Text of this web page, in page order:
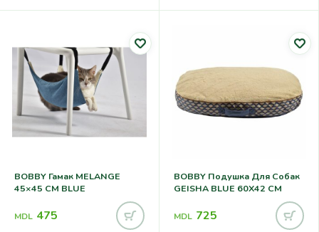
BOBBY Гамак MELANGE
45×45 CM BLUE
MDL 475
BOBBY Подушка Для Собак
GEISHA BLUE 60X42 CM
MDL 725